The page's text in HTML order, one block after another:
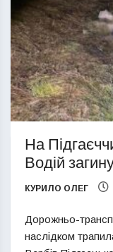
На
Водій
КУРИЛО ОЛЕГ
Дорожньо-
наслідком